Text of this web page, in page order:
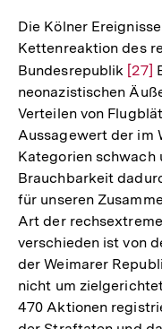
der
Die Kölner
Kettenreaktion des
Bundesrepublik Zur
der
[27]
neonazistischen
Verteilen von
Aussagewert der im
Kategorien schwach
Brauchbarkeit
für unseren
Art der
verschieden ist von
der Weimarer
nicht um
470 Aktionen